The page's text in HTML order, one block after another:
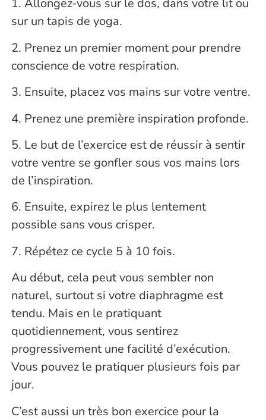
1. Allongez-vous sur le dos, dans votre lit ou
sur un tapis de yoga.
2. Prenez un premier moment pour prendre
conscience de votre respiration.
3. Ensuite, placez vos mains sur votre ventre.
4. Prenez une première inspiration profonde.
5. Le but de l’exercice est de réussir à sentir
votre ventre se gonfler sous vos mains lors
de l’inspiration.
6. Ensuite, expirez le plus lentement
possible sans vous crisper.
7. Répétez ce cycle 5 à 10 fois.
Au début, cela peut vous sembler non
naturel, surtout si votre diaphragme est
tendu. Mais en le pratiquant
quotidiennement, vous sentirez
progressivement une facilité d’exécution.
Vous pouvez le pratiquer plusieurs fois par
jour.
C’est aussi un très bon exercice pour la